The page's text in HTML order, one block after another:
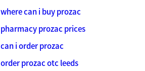
where can i buy prozac
pharmacy prozac prices
can i order prozac
order prozac otc leeds